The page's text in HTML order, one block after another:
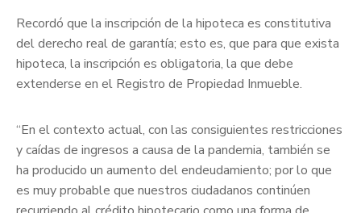
Recordó que la inscripción de la hipoteca es constitutiva
del derecho real de garantía; esto es, que para que exista
hipoteca, la inscripción es obligatoria, la que debe
extenderse en el Registro de Propiedad Inmueble.
“En el contexto actual, con las consiguientes restricciones
y caídas de ingresos a causa de la pandemia, también se
ha producido un aumento del endeudamiento; por lo que
es muy probable que nuestros ciudadanos continúen